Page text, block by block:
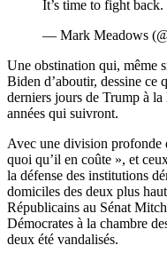
It’s time to fight back.
— Mark Meadows
Une obstination qui, même
Biden d’aboutir, dessine ce
derniers jours de Trump à
années qui suivront.
Avec une division profonde
quoi qu’il en coûte », et
la défense des institutions
domiciles des deux plus
Républicains au Sénat
Démocrates à la chambre
deux été vandalisés.